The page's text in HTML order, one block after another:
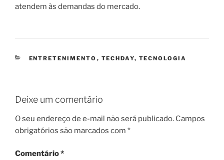
atendem às demandas do mercado.
CATEGORIAS
ENTRETENIMENTO , TECHDAY, TECNOLOGIA
Deixe um comentário
O seu endereço de e-mail não será publicado. Campos
obrigatórios são marcados com *
Comentário*